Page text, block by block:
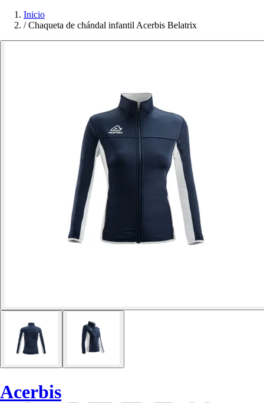
Inicio
/ Chaqueta de chándal infantil Acerbis Belatrix
Acerbis